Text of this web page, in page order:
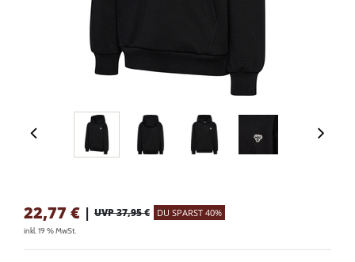
22,77 € | UVP 37,95 € DU SPARST 40%
inkl. 19 % MwSt.